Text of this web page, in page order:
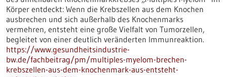
Körper entdeckt: Wenn die Krebszellen aus dem Knochen
ausbrechen und sich außerhalb des Knochenmarks
vermehren, entsteht eine große Vielfalt von Tumorzellen,
begleitet von einer deutlich veränderten Immunreaktion.
https://www.gesundheitsindustrie-
bw.de/fachbeitrag/pm/multiples-myelom-brechen-
krebszellen-aus-dem-knochenmark-aus-entsteht-